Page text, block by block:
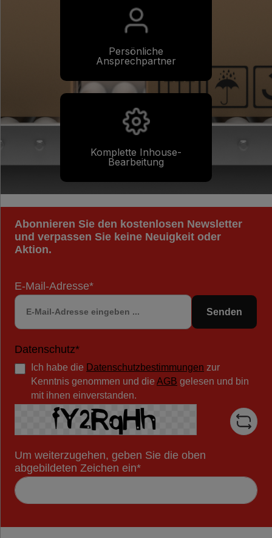
Persönliche
Ansprechpartner
Komplette Inhouse-
Bearbeitung
Abonnieren Sie den kostenlosen Newsletter
und verpassen Sie keine Neuigkeit oder
Aktion.
E-Mail-Adresse*
Senden
Datenschutz*
Ich habe die Datenschutzbestimmungen zur
Kenntnis genommen und die AGB gelesen und bin
mit ihnen einverstanden.
Um weiterzugehen, geben Sie die oben
abgebildeten Zeichen ein*